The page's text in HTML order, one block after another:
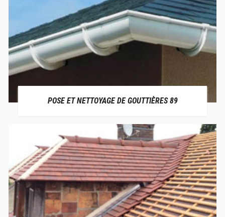
POSE ET NETTOYAGE DE GOUTTIÈRES 89